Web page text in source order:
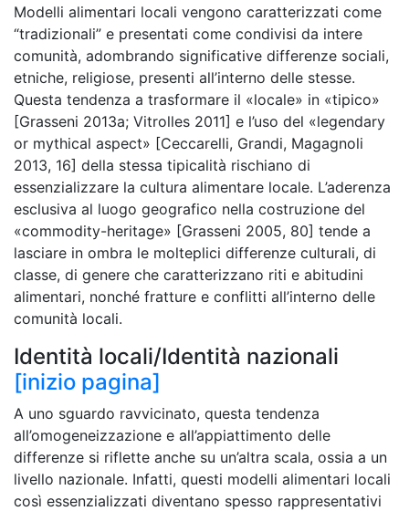
Modelli alimentari locali vengono caratterizzati come
“tradizionali” e presentati come condivisi da intere
comunità, adombrando significative differenze sociali,
etniche, religiose, presenti all’interno delle stesse.
Questa tendenza a trasformare il «locale» in «tipico»
[Grasseni 2013a; Vitrolles 2011] e l’uso del «legendary
or mythical aspect» [Ceccarelli, Grandi, Magagnoli
2013, 16] della stessa tipicalità rischiano di
essenzializzare la cultura alimentare locale. L’aderenza
esclusiva al luogo geografico nella costruzione del
«commodity-heritage» [Grasseni 2005, 80] tende a
lasciare in ombra le molteplici differenze culturali, di
classe, di genere che caratterizzano riti e abitudini
alimentari, nonché fratture e conflitti all’interno delle
comunità locali.
Identità locali/Identità nazionali
[inizio pagina]
A uno sguardo ravvicinato, questa tendenza
all’omogeneizzazione e all’appiattimento delle
differenze si riflette anche su un’altra scala, ossia a un
livello nazionale. Infatti, questi modelli alimentari locali
così essenzializzati diventano spesso rappresentativi